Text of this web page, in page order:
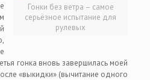
Гонки без ветра – самое
серьёзное испытание для
рулевых
гонка вновь завершилась моей
«выкидки» (вычитание одного